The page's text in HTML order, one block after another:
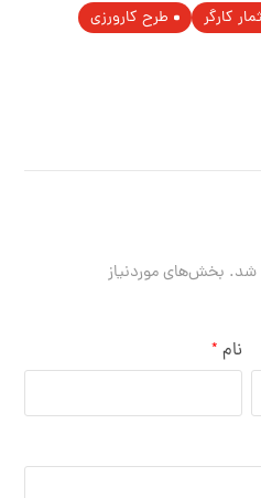
کارگر
طرح کارورزی
شد. بخش‌های موردنیاز
نام *